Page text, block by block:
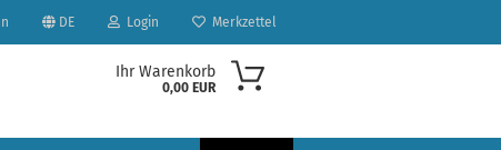
DE Login Merkzettel
Ihr Warenkorb
0,00 EUR